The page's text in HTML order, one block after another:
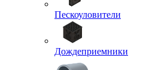
Пескоуловители
Дождеприемники